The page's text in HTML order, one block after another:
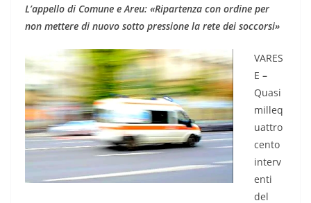
L’appello di Comune e Areu: «Ripartenza con ordine per
non mettere di nuovo sotto pressione la rete dei soccorsi»
VARES
E –
Quasi
milleq
uattro
cento
interv
enti
del